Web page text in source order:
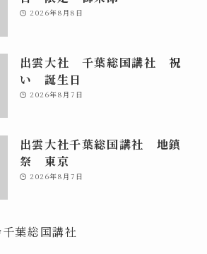
2026年8月8日
出雲大社 千葉総国講社 祝
い 誕生日
2026年8月7日
出雲大社千葉総国講社 地鎮
祭 東京
2026年8月7日
葉総国講社